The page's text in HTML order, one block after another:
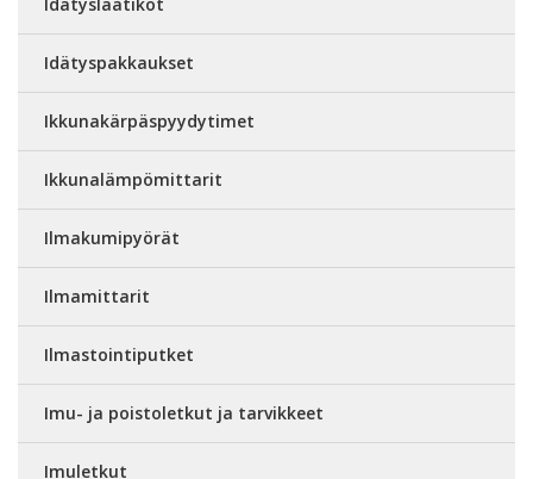
Idätyspakkaukset
Ikkunakärpäspyydytimet
Ikkunalämpömittarit
Ilmakumipyörät
Ilmamittarit
Ilmastointiputket
Imu- ja poistoletkut ja tarvikkeet
Imuletkut